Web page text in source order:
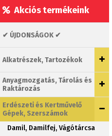
Akciós termékeink
✔ ÚJDONSÁGOK ✔
Alkatrészek, Tartozékok
Anyagmozgatás, Tárolás és
Raktározás
Erdészeti és Kertművelő
Gépek, Szerszámok
Damil, Damilfej, Vágótárcsa